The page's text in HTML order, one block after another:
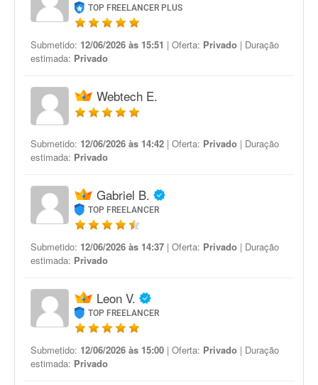
TOP FREELANCER PLUS
Submetido: 12/06/2026 às 15:51 | Oferta: Privado | Duração
estimada: Privado
Webtech E.
Submetido: 12/06/2026 às 14:42 | Oferta: Privado | Duração
estimada: Privado
Gabriel B.
TOP FREELANCER
Submetido: 12/06/2026 às 14:37 | Oferta: Privado | Duração
estimada: Privado
Leon V.
TOP FREELANCER
Submetido: 12/06/2026 às 15:00 | Oferta: Privado | Duração
estimada: Privado